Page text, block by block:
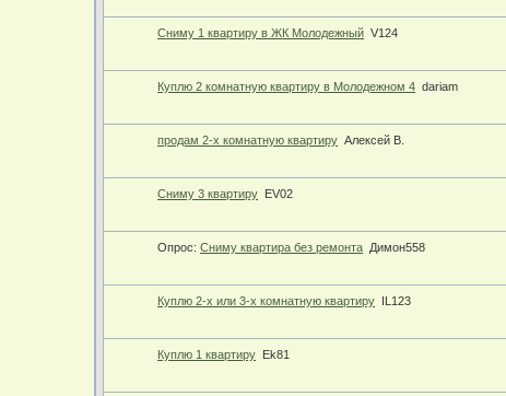
Сниму 1 квартиру в ЖК Молодежный V124
Куплю 2 комнатную квартиру в Молодежном 4 dariam
продам 2-х комнатную квартиру Алексей В.
Сниму 3 квартиру EV02
Опрос: Сниму квартира без ремонта Димон558
Куплю 2-х или 3-х комнатную квартиру IL123
Куплю 1 квартиру Ek81